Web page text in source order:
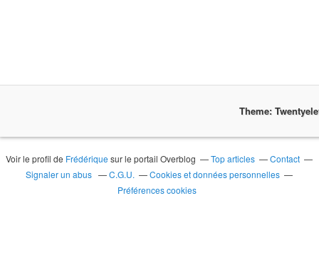
Theme:
Voir le profil de Frédérique sur le portail Overblog Top articles
Contact
Signaler un abus
C.G.U.
Cookies et données personnelles
Préférences cookies